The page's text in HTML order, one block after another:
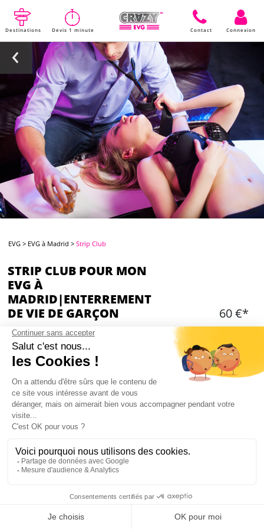
Destinations Devis 1 minute Contact Connexion
EVG > EVG à Madrid >Strip Club
STRIP CLUB POUR MON
EVG À
MADRID|ENTERREMENT
DE VIE DE GARÇON
60 €*
CONTENU
1 boisson alcoolisée par personne
Possibilité de réserver une dance sur place
STRIP CLUB À MADRID : PRÉSENTATION
Mon EVG à Madrid